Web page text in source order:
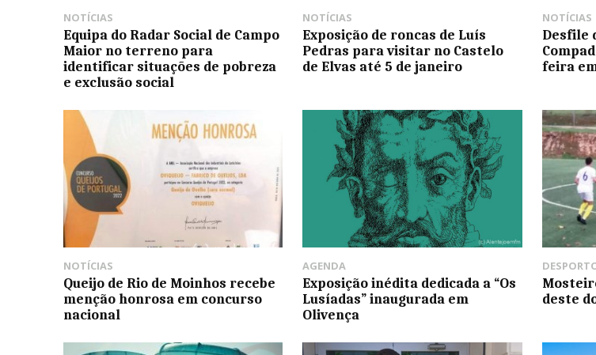
NOTÍCIAS
Equipa do Radar Social de Campo
Maior no terreno para
identificar situações de pobreza
e exclusão social
NOTÍCIAS
Exposição de roncas de Luís
Pedras para visitar no Castelo
de Elvas até 5 de janeiro
NOTÍCIAS
Desfile
feira
NOTÍCIAS
Queijo de Rio de Moinhos recebe
menção honrosa em concurso
nacional
AGENDA
Exposição inédita dedicada a “Os
Lusíadas” inaugurada em
Olivença
deste